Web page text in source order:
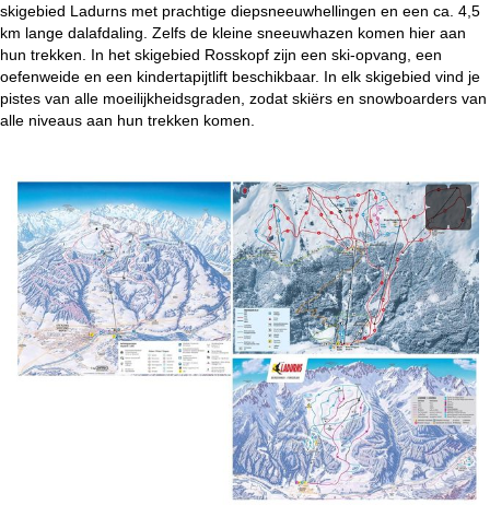
skigebied Ladurns met prachtige diepsneeuwhellingen en een ca. 4,5
km lange dalafdaling. Zelfs de kleine sneeuwhazen komen hier aan
hun trekken. In het skigebied Rosskopf zijn een ski-opvang, een
oefenweide en een kindertapijtlift beschikbaar. In elk skigebied vind je
pistes van alle moeilijkheidsgraden, zodat skiërs en snowboarders van
alle niveaus aan hun trekken komen.